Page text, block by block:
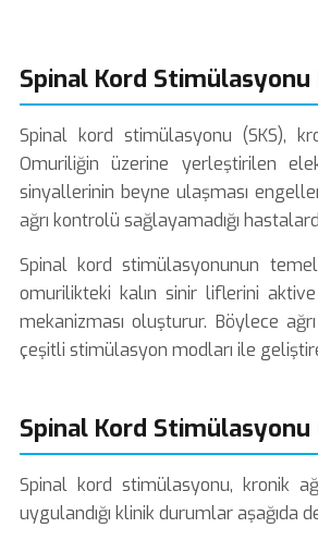
Spinal Kord Stimülasyonu
Spinal kord stimülasyonu (SKS),
Omuriliğin üzerine yerleştirilen
sinyallerinin beyne ulaşması
ağrı kontrolü sağlayamadığı
Spinal kord stimülasyonunun
omurilikteki kalın sinir liflerini
mekanizması oluşturur. Böylece
çeşitli stimülasyon modları ile
Spinal Kord Stimülasyonu
Spinal kord stimülasyonu, kronik
uygulandığı klinik durumlar aşağıda